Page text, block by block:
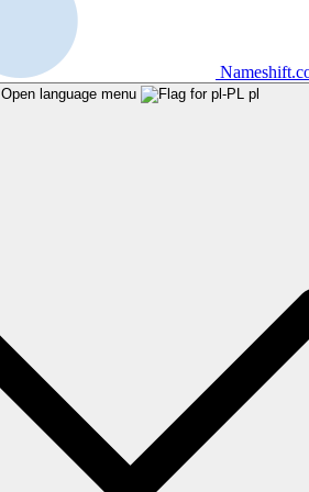
Open language menu pl